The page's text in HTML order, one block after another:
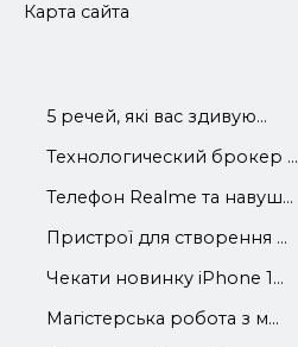
Карта сайта
5 речей, які вас здивую...
Технологический брокер ...
Телефон Realme та навуш...
Пристрої для створення ...
Чекати новинку iPhone 1...
Магістерська робота з м...